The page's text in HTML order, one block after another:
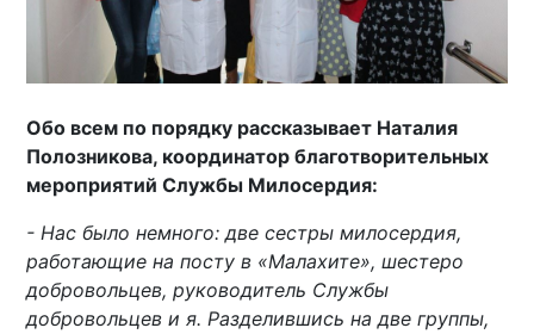
Обо всем по порядку рассказывает Наталия
Полозникова, координатор благотворительных
мероприятий Службы Милосердия:
- Нас было немного: две сестры милосердия,
работающие на посту в «Малахите», шестеро
добровольцев, руководитель Службы
добровольцев и я. Разделившись на две группы,